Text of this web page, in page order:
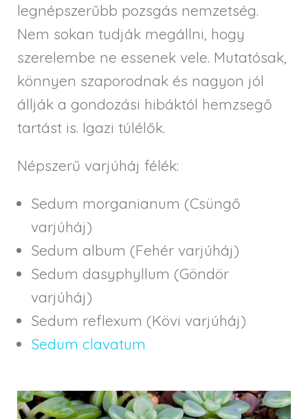
legnépszerűbb pozsgás nemzetség.
Nem sokan tudják megállni, hogy
szerelembe ne essenek vele. Mutatósak,
könnyen szaporodnak és nagyon jól
állják a gondozási hibáktól hemzsegő
tartást is. Igazi túlélők.
Népszerű varjúháj félék:
Sedum morganianum (Csüngő
varjúháj)
Sedum album (Fehér varjúháj)
Sedum dasyphyllum (Göndör
varjúháj)
Sedum reflexum (Kövi varjúháj)
Sedum clavatum